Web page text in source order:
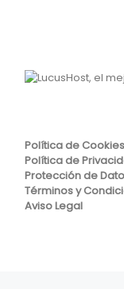
Política de Cookies
Política de
Protección de
Términos y
Aviso Legal